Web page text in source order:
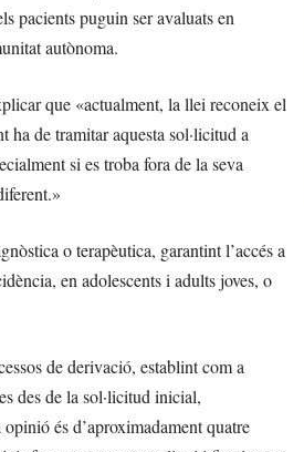
pacients puguin ser avaluats en
autònoma.
que «actualment, la llei reconeix el
de tramitar aquesta sol·licitud a
si es troba fora de la seva
o terapèutica, garantint l’accés a
en adolescents i adults joves, o
de derivació, establint com a
des de la sol·licitud inicial,
és d’aproximadament quatre